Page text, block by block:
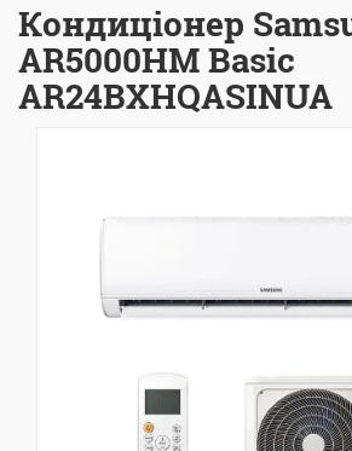
Кондиціонер
AR5000HM Basic
AR24BXHQASINUA